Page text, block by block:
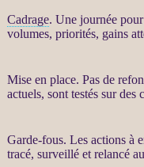
Cadrage. Une journée
volumes, priorités, gains
Mise en place. Pas de
actuels, sont testés sur des
Garde-fous. Les actions à
tracé, surveillé et relancé